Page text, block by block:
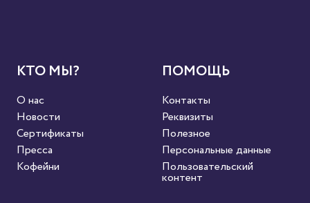
КТО МЫ?
О нас
Новости
Сертификаты
Пресса
Кофейни
ПОМОЩЬ
Контакты
Реквизиты
Полезное
Персональные данные
Пользовательский
контент